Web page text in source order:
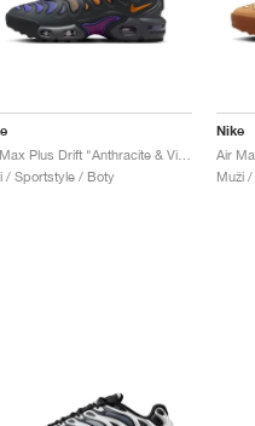
/ Sportstyle / Boty
Nike
Air
Muži